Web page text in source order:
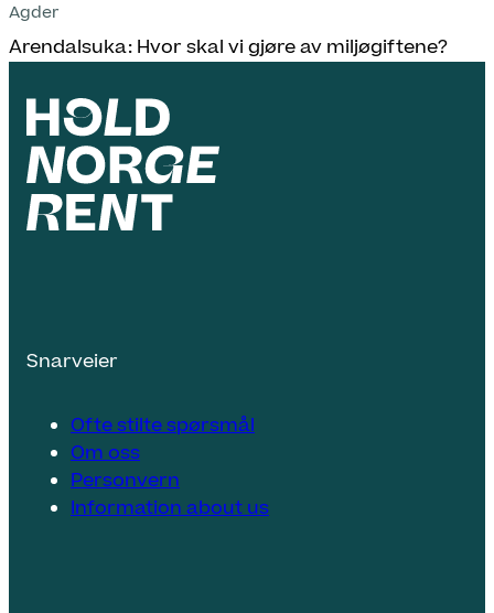
Agder
Arendalsuka: Hvor skal vi gjøre av miljøgiftene?
Snarveier
Ofte stilte spørsmål
Om oss
Personvern
Information about us